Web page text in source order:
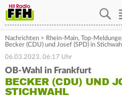
Nachrichten > Rhein-Main, Top-
Becker (CDU) und Josef (SPD) in Stichwahl
06.03.2023, 06:17 Uhr
OB-Wahl in Frankfurt
BECKER (CDU) UND
STICHWAHL